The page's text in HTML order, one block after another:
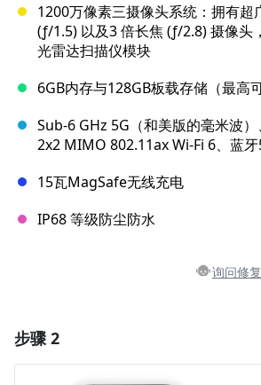
1200万像素三摄像头系统：拥有超
(ƒ/1.5) 以及3 倍长焦 (ƒ/2.8) 摄像头
光雷达扫描仪模块
6GB内存与128GB板载存储（最高
Sub-6 GHz 5G（和美版的毫米波）
2x2 MIMO 802.11ax Wi-Fi 6、蓝
15瓦MagSafe无线充电
IP68 等级防尘防水
询问修
步骤 2